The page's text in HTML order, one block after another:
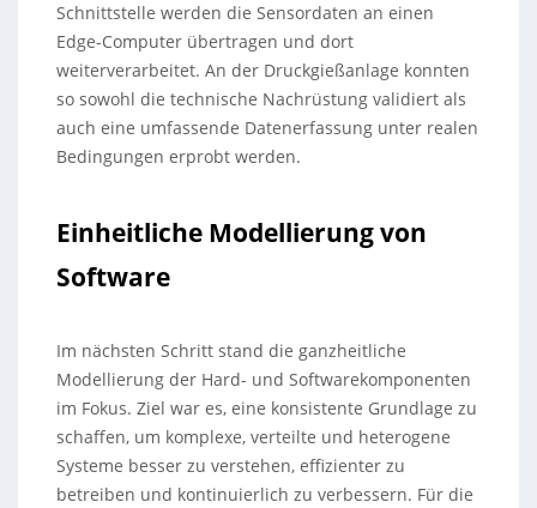
Schnittstelle werden die Sensordaten an einen
Edge-Computer übertragen und dort
weiterverarbeitet. An der Druckgießanlage konnten
so sowohl die technische Nachrüstung validiert als
auch eine umfassende Datenerfassung unter realen
Bedingungen erprobt werden.
Einheitliche Modellierung von
Software
Im nächsten Schritt stand die ganzheitliche
Modellierung der Hard- und Softwarekomponenten
im Fokus. Ziel war es, eine konsistente Grundlage zu
schaffen, um komplexe, verteilte und heterogene
Systeme besser zu verstehen, effizienter zu
betreiben und kontinuierlich zu verbessern. Für die